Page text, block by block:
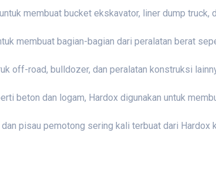
membuat bucket ekskavator, liner dump
membuat bagian-bagian dari peralatan berat
off-road, bulldozer, dan peralatan konstruksi
beton dan logam, Hardox digunakan untuk
pisau pemotong sering kali terbuat dari Hardox